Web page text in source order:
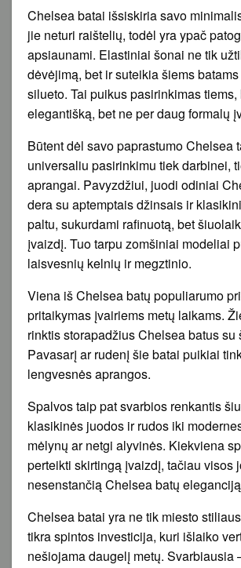
Chelsea batai išsiskiria savo
jie neturi raištelių, todėl yra ypač
apsiaunami. Elastiniai šonai ne tik
dėvėjimą, bet ir suteikia šiems
silueto. Tai puikus pasirinkimas
elegantišką, bet ne per daug formalų
Būtent dėl savo paprastumo Chelsea
universaliu pasirinkimu tiek darbinei,
aprangai. Pavyzdžiui, juodi odiniai
dera su aptemptais džinsais ir
paltu, sukurdami rafinuotą, bet
įvaizdį. Tuo tarpu zomšiniai modeliai
laisvesnių kelnių ir megztinio.
Viena iš Chelsea batų populiarumo
pritaikymas įvairiems metų laikams.
rinktis storapadžius Chelsea batus su
Pavasarį ar rudenį šie batai puikiai
lengvesnės aprangos.
Spalvos taip pat svarbios renkantis
klasikinės juodos ir rudos iki
mėlynų ar netgi alyvinės. Kiekviena
perteikti skirtingą įvaizdį, tačiau visos
nesenstančią Chelsea batų
Chelsea batai yra ne tik miesto
tikra spintos investicija, kuri išlaiko
nešiojama daugelį metų. Svarbiausia